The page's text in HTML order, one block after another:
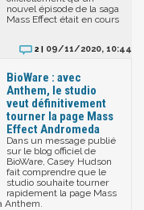
nouvel épisode de la saga
Mass Effect était en cours
2 | 09/11/2020, 10:44
BioWare : avec
Anthem, le studio
veut définitivement
tourner la page Mass
Effect Andromeda
Dans un message publié
sur le blog officiel de
BioWare, Casey Hudson
fait comprendre que le
studio souhaite tourner
rapidement la page Mass
Anthem.